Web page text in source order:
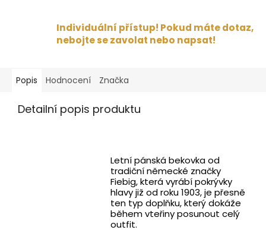
Individuální přístup! Pokud máte dotaz,
nebojte se zavolat nebo napsat!
Popis Hodnocení Značka
Detailní popis produktu
Letní pánská bekovka od
tradiční německé značky
Fiebig, která vyrábí pokrývky
hlavy již od roku 1903, je přesně
ten typ doplňku, který dokáže
během vteřiny posunout celý
outfit.